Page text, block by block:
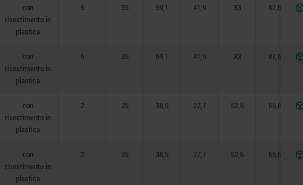
con
rivestimento in
plastica
5 35 59,1 41,9 83 87,5
con
rivestimento in
plastica
5 35 59,1 41,9 83 87,5
con
rivestimento in
plastica
2 25 38,5 27,7 52,6 55,6
con
rivestimento in
plastica
2 25 38,5 27,7 52,6 55,6